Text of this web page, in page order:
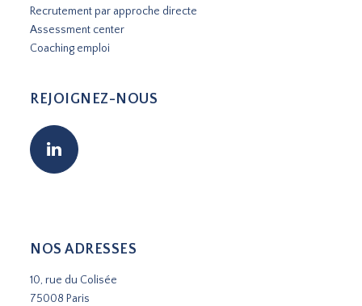
Recrutement par approche directe
Assessment center
Coaching emploi
REJOIGNEZ-NOUS
NOS ADRESSES
10, rue du Colisée
75008 Paris